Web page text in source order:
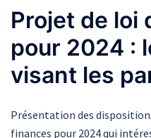
Projet de loi
pour 2024 :
visant les
Présentation des
finances pour 2024 qui